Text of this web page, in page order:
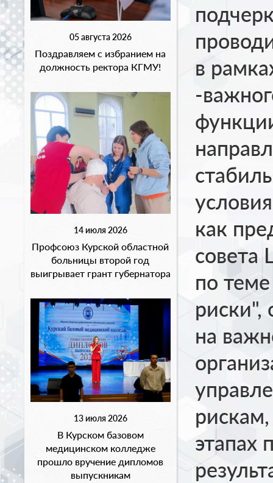
05 августа 2026
Поздравляем с избранием на
должность ректора КГМУ!
14 июля 2026
Профсоюз Курской областной
больницы второй год
выигрывает грант губернатора
13 июля 2026
В Курском базовом
медицинском колледже
прошло вручение дипломов
выпускникам
в
-
как
совета
по
риски",
на
этапах